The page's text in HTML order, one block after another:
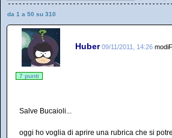
da 1 a 50 su 310
Huber 09/11/2011, 14:26
7 punti
Salve Bucaioli...
oggi ho voglia di aprire una rubrica che si